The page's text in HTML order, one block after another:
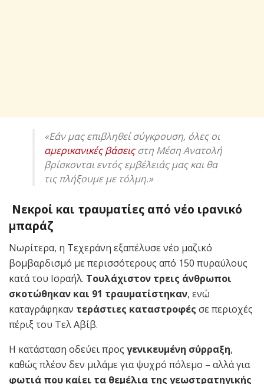
«Εάν μας επιβληθεί σύγκρουση, όλες οι
αμερικανικές βάσειςστη Μέση Ανατολή
βρίσκονται εντός εμβέλειάς μας και θα
τις πλήξουμε με τόλμη.»
Νεκροί και τραυματίες από νέο ιρανικό
μπαράζ
Νωρίτερα, η Τεχεράνη εξαπέλυσε νέο μαζικό
βομβαρδισμό με περισσότερους από 150 πυραύλους
κατά του Ισραήλ. Τουλάχιστον τρεις άνθρωποι
σκοτώθηκαν και 91 τραυματίστηκαν, ενώ
καταγράφηκαν τεράστιες καταστροφές σε περιοχές
πέριξ του Τελ Αβίβ.
Η κατάσταση οδεύει προς γενικευμένη σύρραξη,
καθώς πλέον δεν μιλάμε για ψυχρό πόλεμο – αλλά για
φωτιά που καίει τα θεμέλια της γεωστρατηγικής